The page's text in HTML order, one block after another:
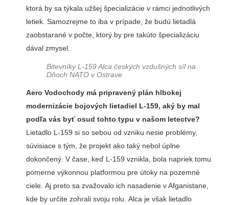
ktorá by sa týkala užšej špecializácie v rámci jednotlivých
letiek. Samozrejme to iba v prípade, že budú lietadlá
zaobstarané v počte, ktorý by pre takúto špecializáciu
dával zmysel.
Bitevníky L-159 Alca českých vzdušných síl na
Dňoch NATO v Ostrave
Aero Vodochody má pripravený plán hlbokej
modernizácie bojových lietadiel L-159, aký by mal
podľa vás byť osud tohto typu v našom letectve?
Lietadlo L-159 si so sebou od vzniku nesie problémy,
súvisiace s tým, že projekt ako taký nebol úplne
dokončený. V čase, keď L-159 vznikla, bola napriek tomu
pomerne výkonnou platformou pre útoky na pozemné
ciele. Aj preto sa zvažovalo ich nasadenie v Afganistane,
kde by určite zohrali svoju rolu. Alca je však lietadlo